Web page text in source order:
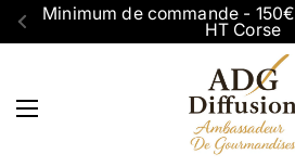
Passer au contenu
Précédent
Minimum de commande -
HT Corse
Ouvrir le menu